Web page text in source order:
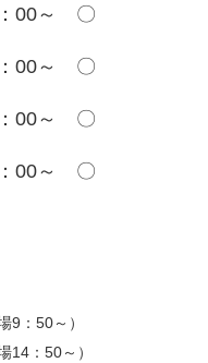
00～ 〇
00～ 〇
00～ 〇
00～ 〇
9：50～）
14：50～）